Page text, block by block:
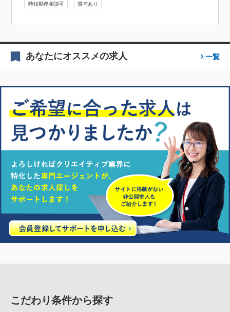
時短勤務相談可 賞与あり
あなたにオススメの求人 一覧
こだわり条件から探す